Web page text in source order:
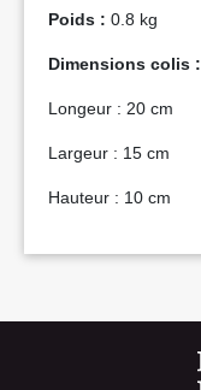
Poids : 0.8 kg
Dimensions colis :
Longeur : 20 cm
Largeur : 15 cm
Hauteur : 10 cm